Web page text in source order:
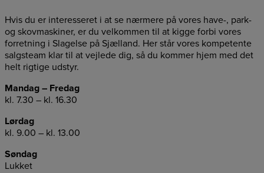
Hvis du er interesseret i at se nærmere på vores have-, park-
og skovmaskiner, er du velkommen til at kigge forbi vores
forretning i Slagelse på Sjælland. Her står vores kompetente
salgsteam klar til at vejlede dig, så du kommer hjem med det
helt rigtige udstyr.
Mandag – Fredag
kl. 7.30 – kl. 16.30
Lørdag
kl. 9.00 – kl. 13.00
Søndag
Lukket